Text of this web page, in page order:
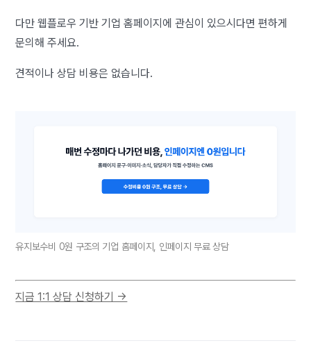
다만 웹플로우 기반 기업 홈페이지에 관심이 있으시다면 편하게
문의해 주세요.
견적이나 상담 비용은 없습니다.
유지보수비 0원 구조의 기업 홈페이지, 인페이지 무료 상담
지금 1:1 상담 신청하기 →